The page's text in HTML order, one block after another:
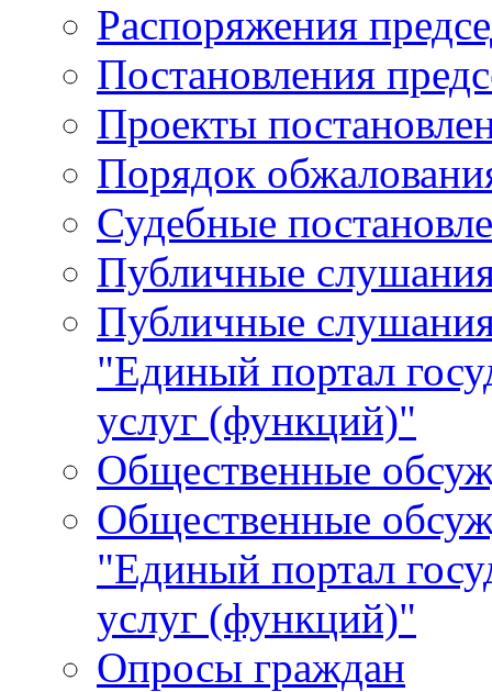
Распоряжения
Постановления
Проекты
Порядок
Судебные
Публичные
Публичные
"Единый портал
услуг (функций)"
Общественные
Общественные
"Единый портал
услуг (функций)"
Опросы граждан